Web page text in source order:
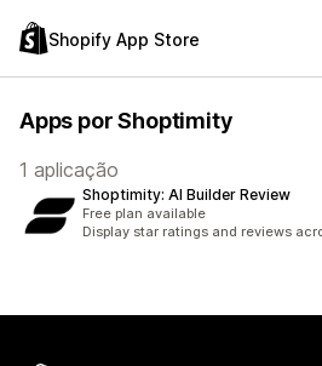
Shopify App Store
Apps por Shoptimity
1 aplicação
Shoptimity: AI Builder Review
Free plan available
Display star ratings and reviews